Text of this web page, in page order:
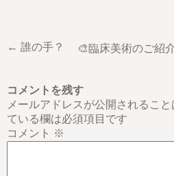
← 誰の手？ 🎨臨床美術のご紹
コメントを残す
メールアドレスが公開されること
ている欄は必須項目です
コメント ※